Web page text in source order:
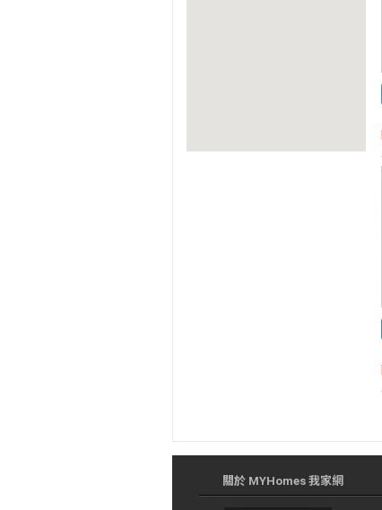
關於 MYHomes 我家網